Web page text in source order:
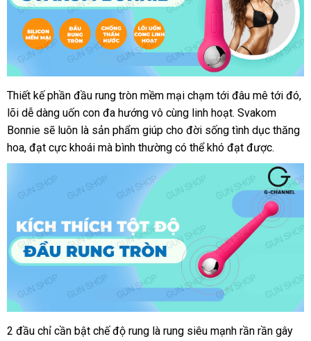
Thiết kế phần đầu rung tròn mềm mại chạm tới đâu mê tới đó,
lõi dễ dàng uốn con đa hướng vô cùng linh hoạt. Svakom
Bonnie sẽ luôn là sản phẩm giúp cho đời sống tình dục thăng
hoa, đạt cực khoái mà bình thường có thể khó đạt được.
2 đầu chỉ cần bật chế độ rung là rung siêu mạnh rần rần gây